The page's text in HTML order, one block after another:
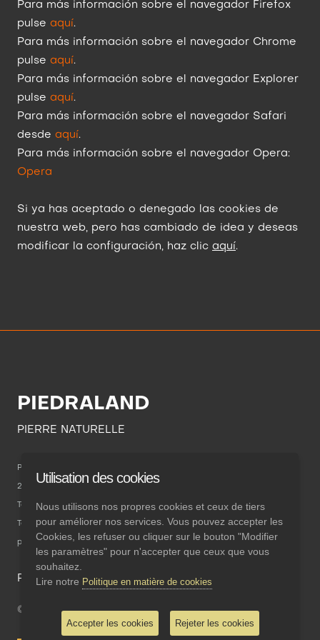
Para más información sobre el navegador Firefox
pulse aquí.
Para más información sobre el navegador Chrome
pulse aquí.
Para más información sobre el navegador Explorer
pulse aquí.
Para más información sobre el navegador Safari
desde aquí.
Para más información sobre el navegador Opera:
Opera
Si ya has aceptado o denegado las cookies de
nuestra web, pero has cambiado de idea y deseas
modificar la configuración, haz clic aquí.
PIEDRALAND
PIERRE NATURELLE
POL. INDUSTRIAL CAMPONARAYA
24410 Ponferrada
Téléphone: 987 463 639
Téléphone mobile: 696 842 981
piedraland@piedraland.com
Politique en matière de cookies
© Copyright2026Piedraland, S.L.
Utilisation des cookies
Nous utilisons nos propres cookies et ceux de tiers
pour améliorer nos services. Vous pouvez accepter les
Cookies, les refuser ou cliquer sur le bouton "Modifier
les paramètres" pour n'accepter que ceux que vous
souhaitez.
Lire notre Politique en matière de cookies
Accepter les cookies Rejeter les cookies